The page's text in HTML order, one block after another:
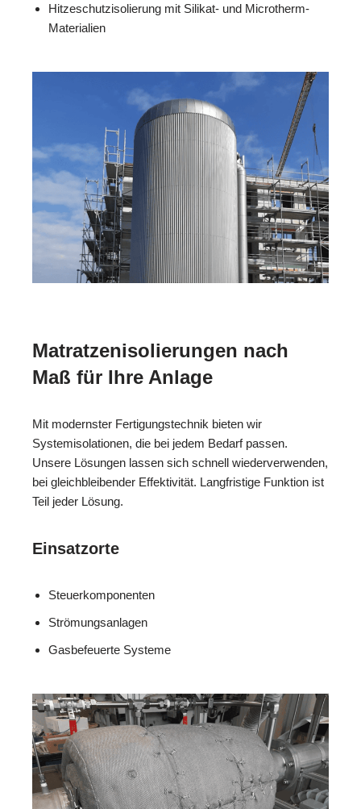
Hitzeschutzisolierung mit Silikat- und Microtherm-
Materialien
Matratzenisolierungen nach
Maß für Ihre Anlage
Mit modernster Fertigungstechnik bieten wir
Systemisolationen, die bei jedem Bedarf passen.
Unsere Lösungen lassen sich schnell wiederverwenden,
bei gleichbleibender Effektivität. Langfristige Funktion ist
Teil jeder Lösung.
Einsatzorte
Steuerkomponenten
Strömungsanlagen
Gasbefeuerte Systeme